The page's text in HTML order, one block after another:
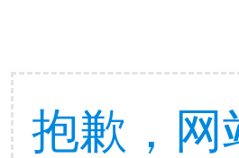
抱歉，网